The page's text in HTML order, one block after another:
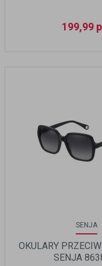
199,99
SENJA
OKULARY
SENJA